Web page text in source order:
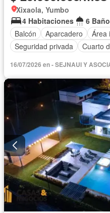
Xixaola, Yumbo
4 Habitaciones
6
Balcón
Aparcadero Área
Seguridad privada
Cuarto
16/07/2026 en - SEJNAUI Y